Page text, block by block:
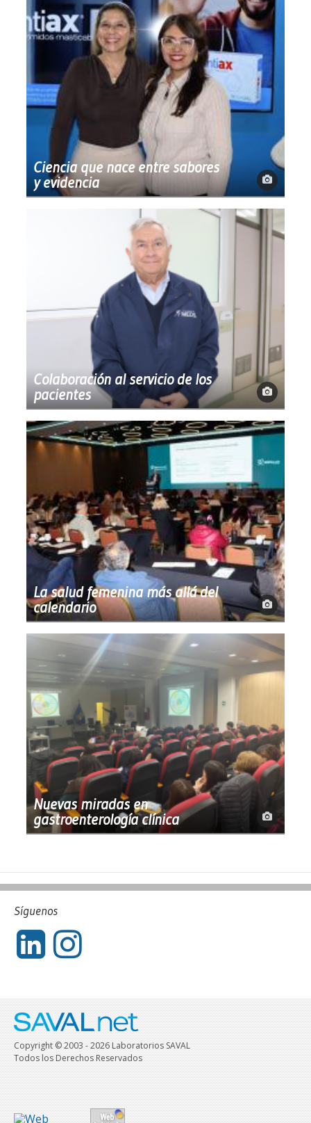
Ciencia que nace entre sabores
y evidencia
Colaboración al servicio de los
pacientes
La salud femenina más allá del
calendario
Nuevas miradas en
gastroenterología clínica
Síguenos
Copyright © 2003 - 2026 Laboratorios SAVAL
Todos los Derechos Reservados